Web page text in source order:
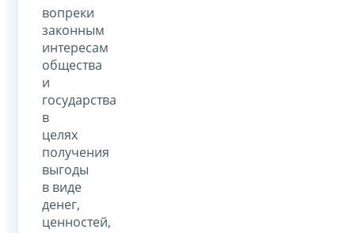
вопреки
законным
интересам
общества
и
государства
в
целях
получения
выгоды
в виде
денег,
ценностей,